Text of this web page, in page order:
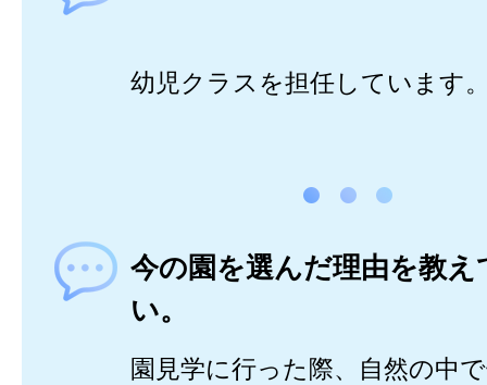
幼児クラスを担任しています
今の園を選んだ理由を教え
い。
園見学に行った際、自然の中